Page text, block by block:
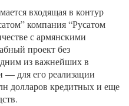
входящая в контур
компания “Русатом
с армянскими
проект без
из важнейших в
— для его реализации
долларов кредитных и еще